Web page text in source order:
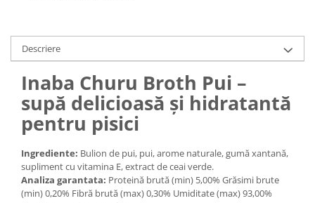
Decoruri si plante artificiale
Accesorii acvarii
Piese de schimb
Pasari
Batoane
Hrana pasari
Rozatoare
Igiena rozatoare
Descriere
Inaba Churu Broth Pui –
supă delicioasă și hidratantă
pentru pisici
Ingrediente: Bulion de pui, pui, arome naturale, gumă xantană,
supliment cu vitamina E, extract de ceai verde.
Analiza garantata: Proteină brută (min) 5,00% Grăsimi brute
(min) 0,20% Fibră brută (max) 0,30% Umiditate (max) 93,00%